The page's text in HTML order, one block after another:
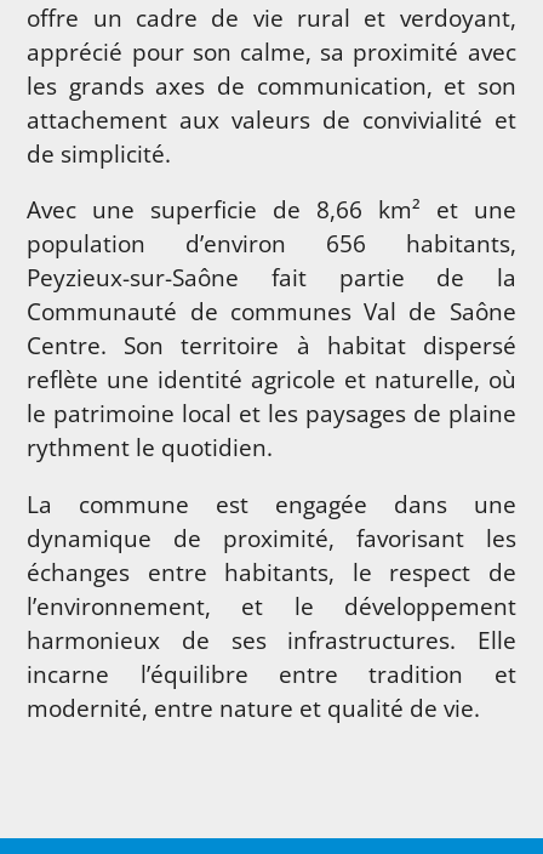
offre un cadre de vie rural et verdoyant,
apprécié pour son calme, sa proximité avec
les grands axes de communication, et son
attachement aux valeurs de convivialité et
de simplicité.
Avec une superficie de 8,66 km² et une
population d’environ 656 habitants,
Peyzieux-sur-Saône fait partie de la
Communauté de communes Val de Saône
Centre. Son territoire à habitat dispersé
reflète une identité agricole et naturelle, où
le patrimoine local et les paysages de plaine
rythment le quotidien.
La commune est engagée dans une
dynamique de proximité, favorisant les
échanges entre habitants, le respect de
l’environnement, et le développement
harmonieux de ses infrastructures. Elle
incarne l’équilibre entre tradition et
modernité, entre nature et qualité de vie.